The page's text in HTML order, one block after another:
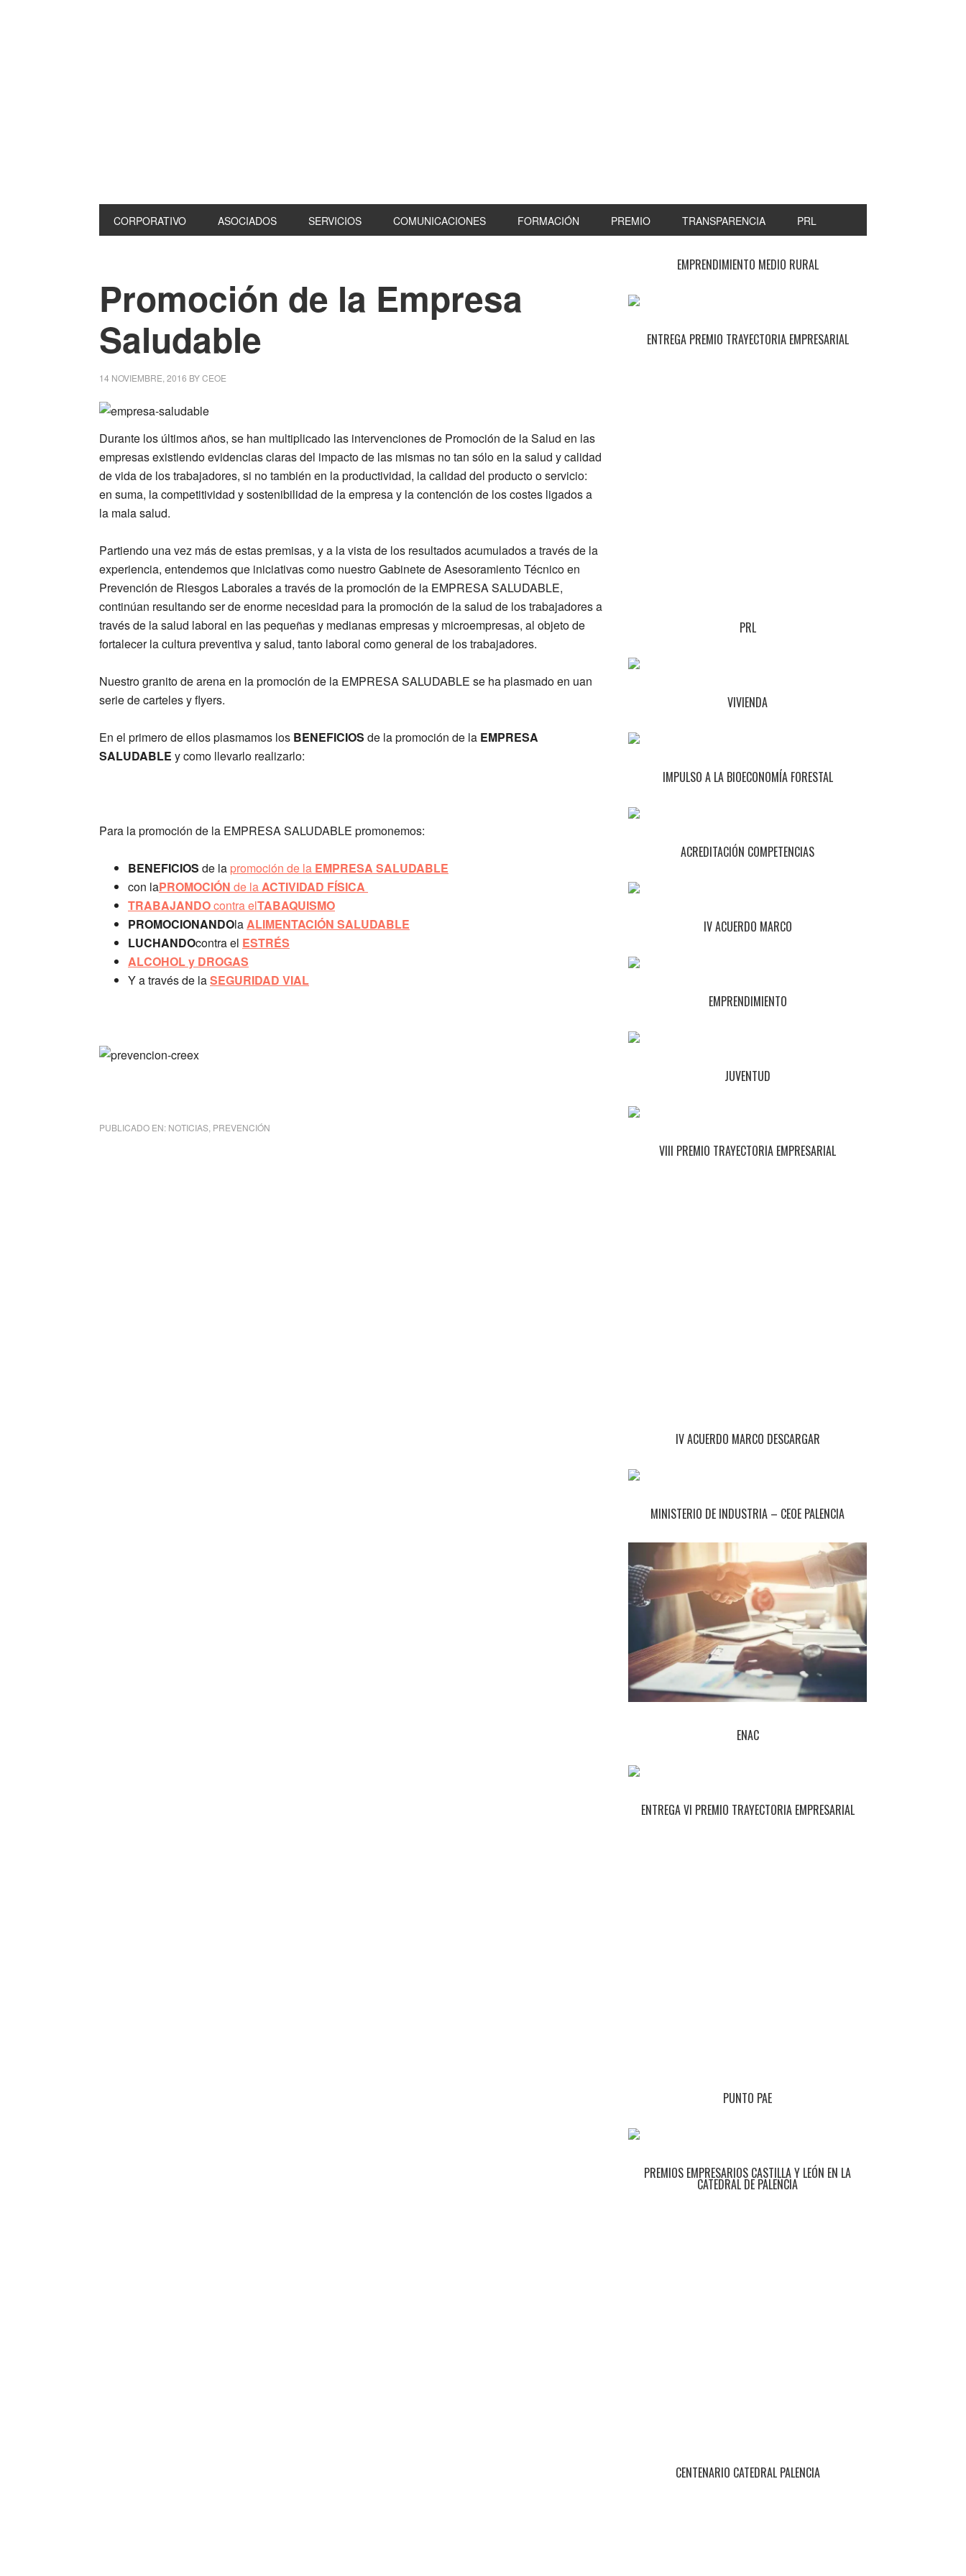
CORPORATIVO ASOCIADOS SERVICIOS COMUNICACIONES FORMACIÓN PREMIO TRANSPARENCIA PRL
Promoción de la Empresa
Saludable
14 NOVIEMBRE, 2016 BYCEOE
Durante los últimos años, se han multiplicado las intervenciones de Promoción de la Salud en las
empresas existiendo evidencias claras del impacto de las mismas no tan sólo en la salud y calidad
de vida de los trabajadores, si no también en la productividad, la calidad del producto o servicio:
en suma, la competitividad y sostenibilidad de la empresa y la contención de los costes ligados a
la mala salud.
Partiendo una vez más de estas premisas, y a la vista de los resultados acumulados a través de la
experiencia, entendemos que iniciativas como nuestro Gabinete de Asesoramiento Técnico en
Prevención de Riesgos Laborales a través de la promoción de la EMPRESA SALUDABLE,
continúan resultando ser de enorme necesidad para la promoción de la salud de los trabajadores a
través de la salud laboral en las pequeñas y medianas empresas y microempresas, al objeto de
fortalecer la cultura preventiva y salud, tanto laboral como general de los trabajadores.
Nuestro granito de arena en la promoción de la EMPRESA SALUDABLE se ha plasmado en uan
serie de carteles y flyers.
En el primero de ellos plasmamos los BENEFICIOS de la promoción de la EMPRESA
SALUDABLE y como llevarlo realizarlo:
Para la promoción de la EMPRESA SALUDABLE promonemos:
BENEFICIOS de la promoción de la EMPRESA SALUDABLE
con laPROMOCIÓN de laACTIVIDAD FÍSICA
TRABAJANDOcontra elTABAQUISMO
PROMOCIONANDOlaALIMENTACIÓN SALUDABLE
LUCHANDOcontra el ESTRÉS
ALCOHOL y DROGAS
Y a través de laSEGURIDAD VIAL
PUBLICADO EN: NOTICIAS PREVENCIÓN
EMPRENDIMIENTO MEDIO RURAL
ENTREGA PREMIO TRAYECTORIA EMPRESARIAL
PRL
VIVIENDA
IMPULSO A LA BIOECONOMÍA FORESTAL
ACREDITACIÓN COMPETENCIAS
IV ACUERDO MARCO
EMPRENDIMIENTO
JUVENTUD
VIII PREMIO TRAYECTORIA EMPRESARIAL
IV ACUERDO MARCO DESCARGAR
MINISTERIO DE INDUSTRIA – CEOE PALENCIA
ENAC
ENTREGA VI PREMIO TRAYECTORIA EMPRESARIAL
PUNTO PAE
PREMIOS EMPRESARIOS CASTILLA Y LEÓN EN LA
CATEDRAL DE PALENCIA
CENTENARIO CATEDRAL PALENCIA